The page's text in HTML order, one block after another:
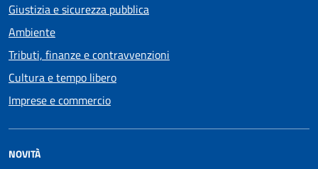
Giustizia e sicurezza pubblica
Ambiente
Tributi, finanze e contravvenzioni
Cultura e tempo libero
Imprese e commercio
NOVITÀ